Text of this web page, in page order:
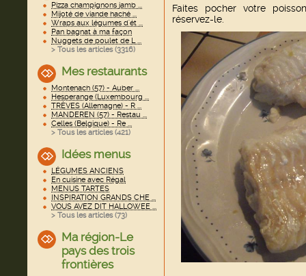
Pizza champignons jamb ...
Mijoté de viande haché ...
Wraps aux légumes d'ét ...
Pan bagnat à ma façon
Nuggets de poulet de L ...
> Tous les articles (3316)
Mes restaurants
Montenach (57) - Auber ...
Hesperange (Luxembourg ...
TRÈVES (Allemagne) - R ...
MANDEREN (57) - Restau ...
Celles (Belgique) - Re ...
> Tous les articles (421)
Idées menus
LÉGUMES ANCIENS
En cuisine avec Régal
MENUS TARTES
INSPIRATION GRANDS CHE ...
VOUS AVEZ DIT HALLOWEE ...
> Tous les articles (73)
Ma région-Le
pays des trois
frontières
Faites pocher votre
réservez-le.